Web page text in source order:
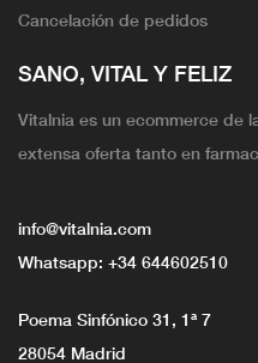
Cancelación de pedidos
SANO, VITAL Y FELIZ
Vitalnia es un ecommerce de
extensa oferta tanto en
info@vitalnia.com
Whatsapp: +34 644602510
Poema Sinfónico 31, 1ª 7
28054 Madrid